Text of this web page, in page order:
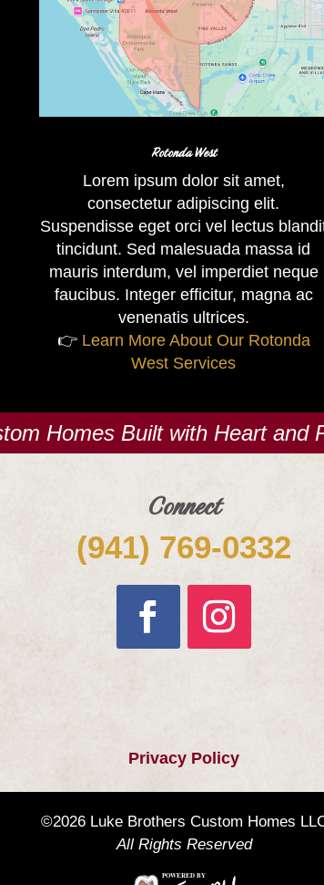
Rotonda West
Lorem ipsum dolor sit amet,
consectetur adipiscing elit.
Suspendisse eget orci vel lectus
tincidunt. Sed malesuada massa id
mauris interdum, vel imperdiet neque
faucibus. Integer efficitur, magna ac
venenatis ultrices.
👉 Learn More About Our Rotonda
West Services
Homes Built with Heart and
Connect
(941) 769-0332
Privacy Policy
©2026 Luke Brothers Custom Homes
All Rights Reserved
POWERED BY